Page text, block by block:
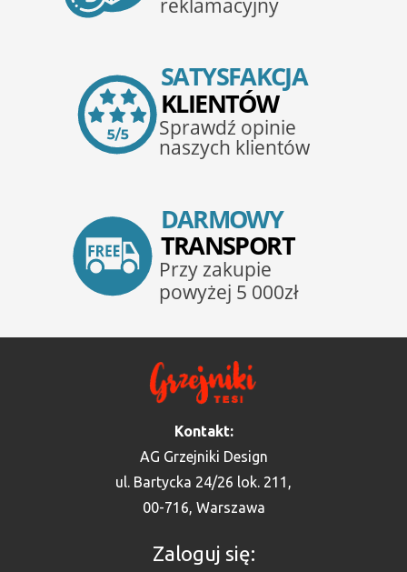
Kontakt:
AG Grzejniki Design
ul. Bartycka 24/26 lok. 211,
00-716, Warszawa
Zaloguj się: